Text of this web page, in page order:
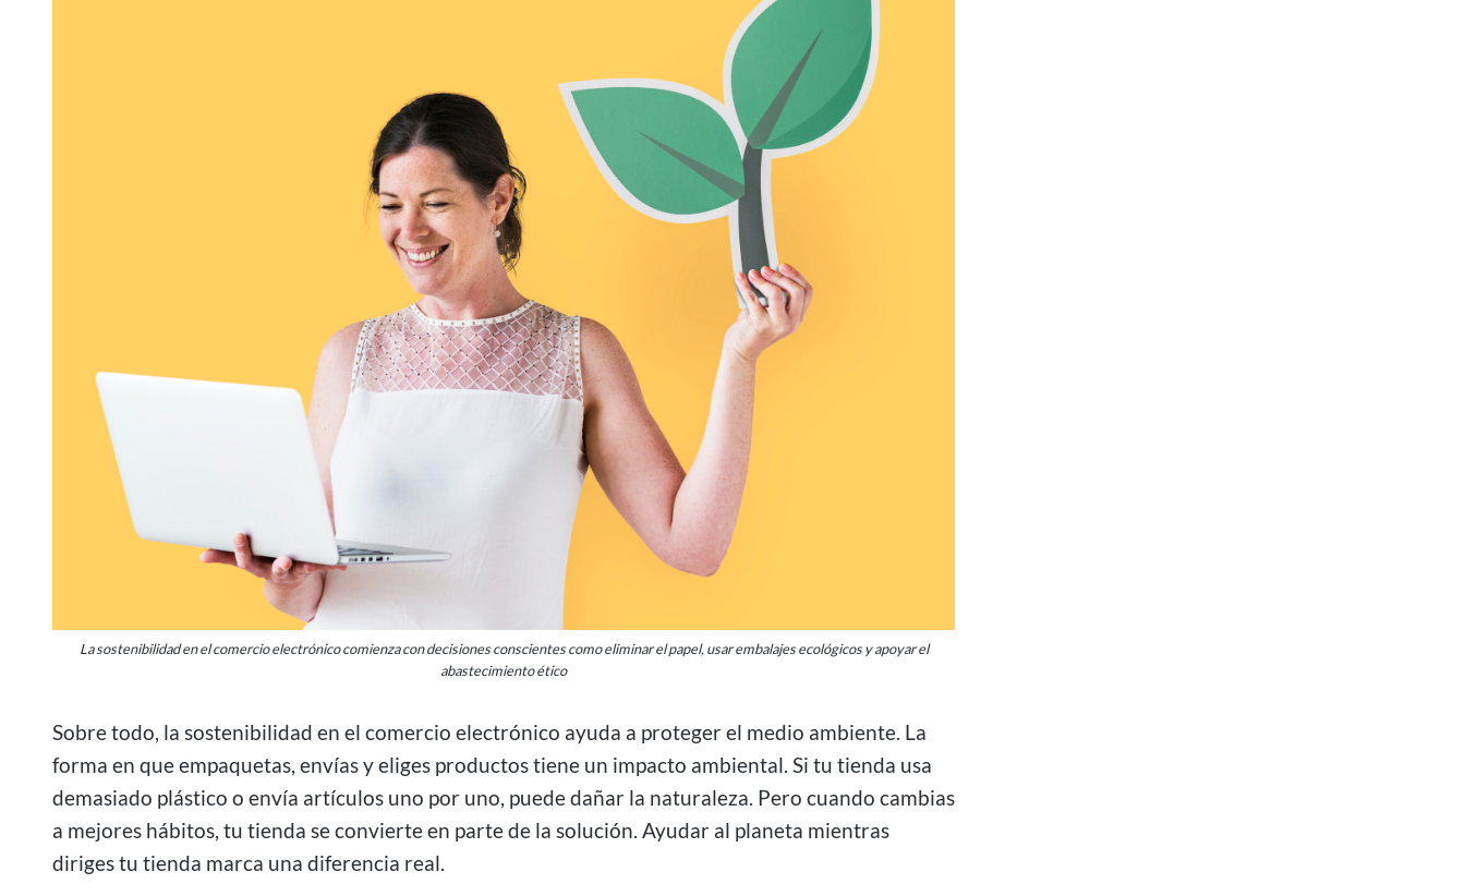
La sostenibilidad en el comercio electrónico comienza con decisiones conscientes como eliminar el papel, usar embalajes ecológicos y apoyar el
abastecimiento ético
Sobre todo, la sostenibilidad en el comercio electrónico ayuda a proteger el medio ambiente. La
forma en que empaquetas, envías y eliges productos tiene un impacto ambiental. Si tu tienda usa
demasiado plástico o envía artículos uno por uno, puede dañar la naturaleza. Pero cuando cambias
a mejores hábitos, tu tienda se convierte en parte de la solución. Ayudar al planeta mientras
diriges tu tienda marca una diferencia real.